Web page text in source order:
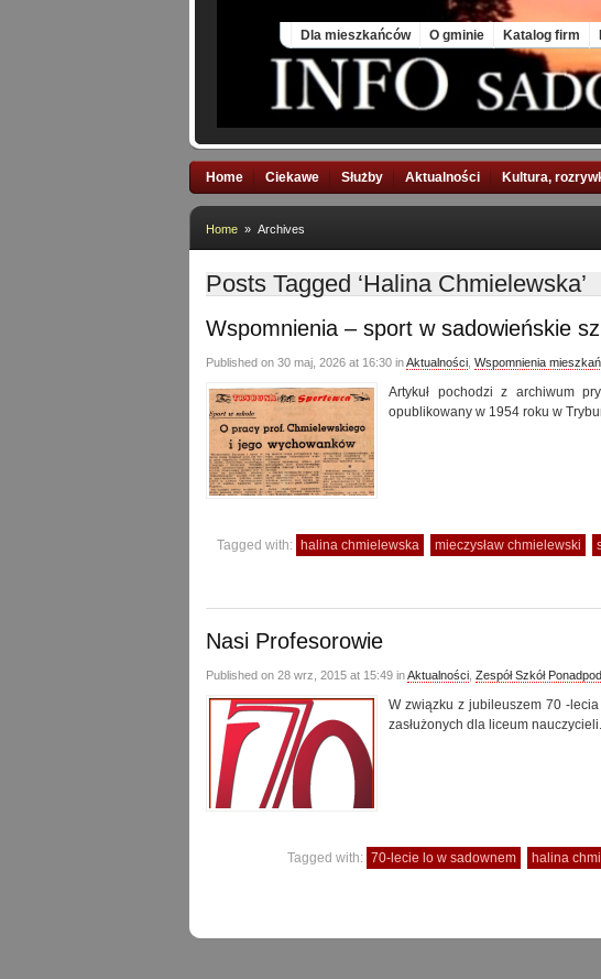
Dla mieszkańców O gminie Katalog firm
Home Ciekawe Służby Aktualności Kultura,
Home » Archives
Posts Tagged ‘Halina Chmielewska’
Wspomnienia – sport w sadowieńskie
Published on 30 maj, 2026 at 16:30 inAktualności Wspomnienia
Artykuł pochodzi z archiwum
opublikowany w 1954 roku w
Tagged with: halina chmielewska mieczysław chmielewski
Nasi Profesorowie
Published on 28 wrz, 2015 at 15:49 inAktualności Zespół Szkół
W związku z jubileuszem 70 -
zasłużonych dla liceum nauczycieli.
Tagged with: 70-lecie lo w sadownem halina